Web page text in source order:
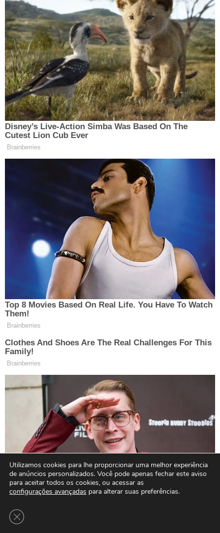
Utilizamos cookies para lhe proporcionar uma melhor experiência
de anúncios personalizados. Você pode apenas fechar este aviso
para aceitar todos os cookies, ou acessar as
configurações avançadas para alterar suas preferências.
Close GDPR Cookie Banner